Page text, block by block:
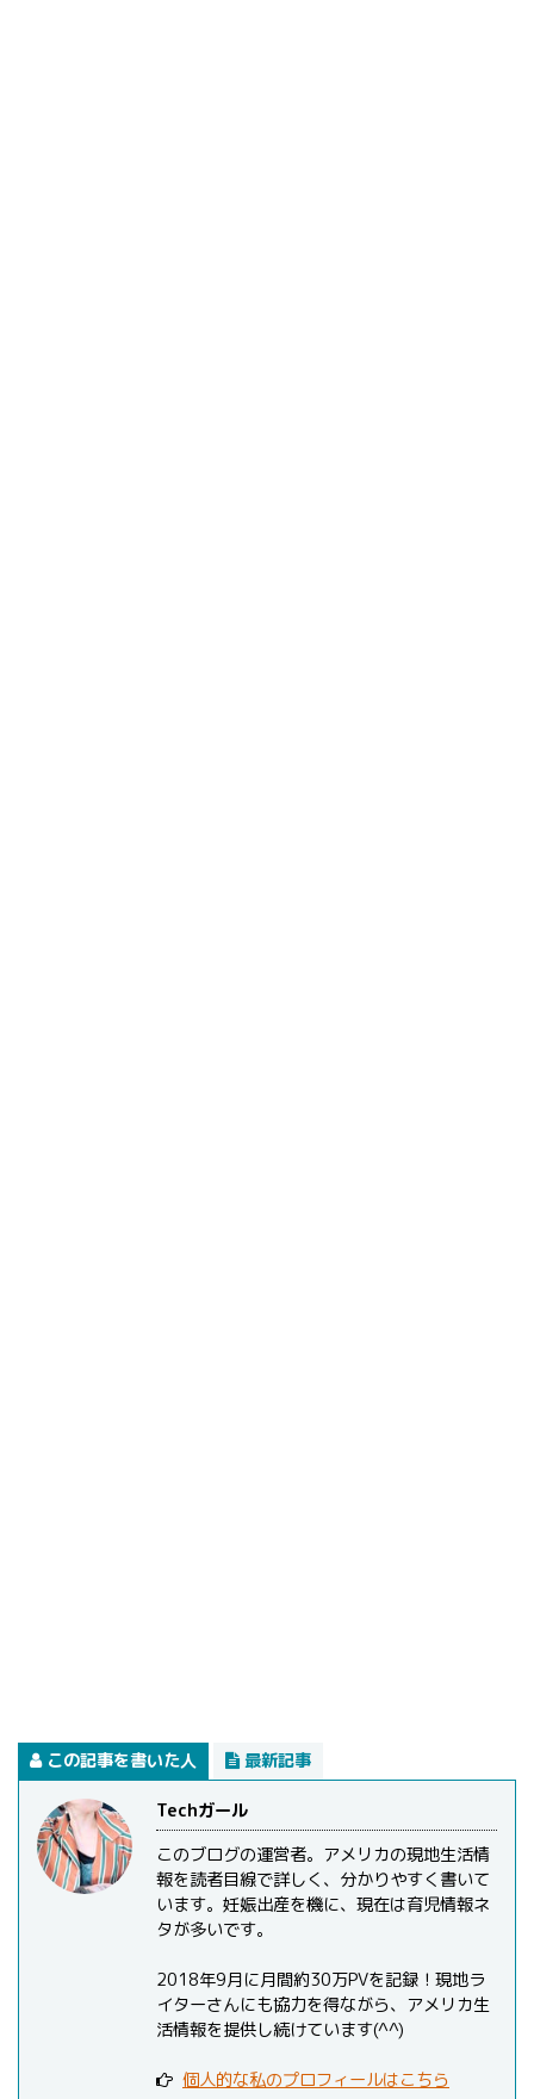
この記事を書いた人 最新記事
Techガール
このブログの運営者。アメリカの現地生活情
報を読者目線で詳しく、分かりやすく書いて
います。妊娠出産を機に、現在は育児情報ネ
タが多いです。
2018年9月に月間約30万PVを記録！現地ラ
イターさんにも協力を得ながら、アメリカ生
活情報を提供し続けています(^^)
個人的な私のプロフィールはこちら